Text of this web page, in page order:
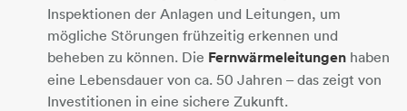
Inspektionen der Anlagen und Leitungen, um
mögliche Störungen frühzeitig erkennen und
beheben zu können. Die Fernwärmeleitungen haben
eine Lebensdauer von ca. 50 Jahren – das zeigt von
Investitionen in eine sichere Zukunft.